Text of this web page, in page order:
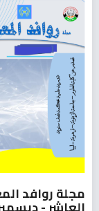
مجلة روافد